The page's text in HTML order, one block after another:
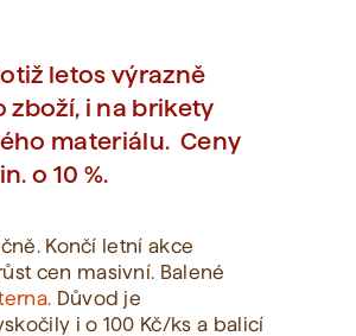
letos výrazně
zboží, i na brikety
materiálu. Ceny
o 10 %.
Končí letní akce
cen masivní. Balené
. Důvod je
i o 100 Kč/ks a balicí